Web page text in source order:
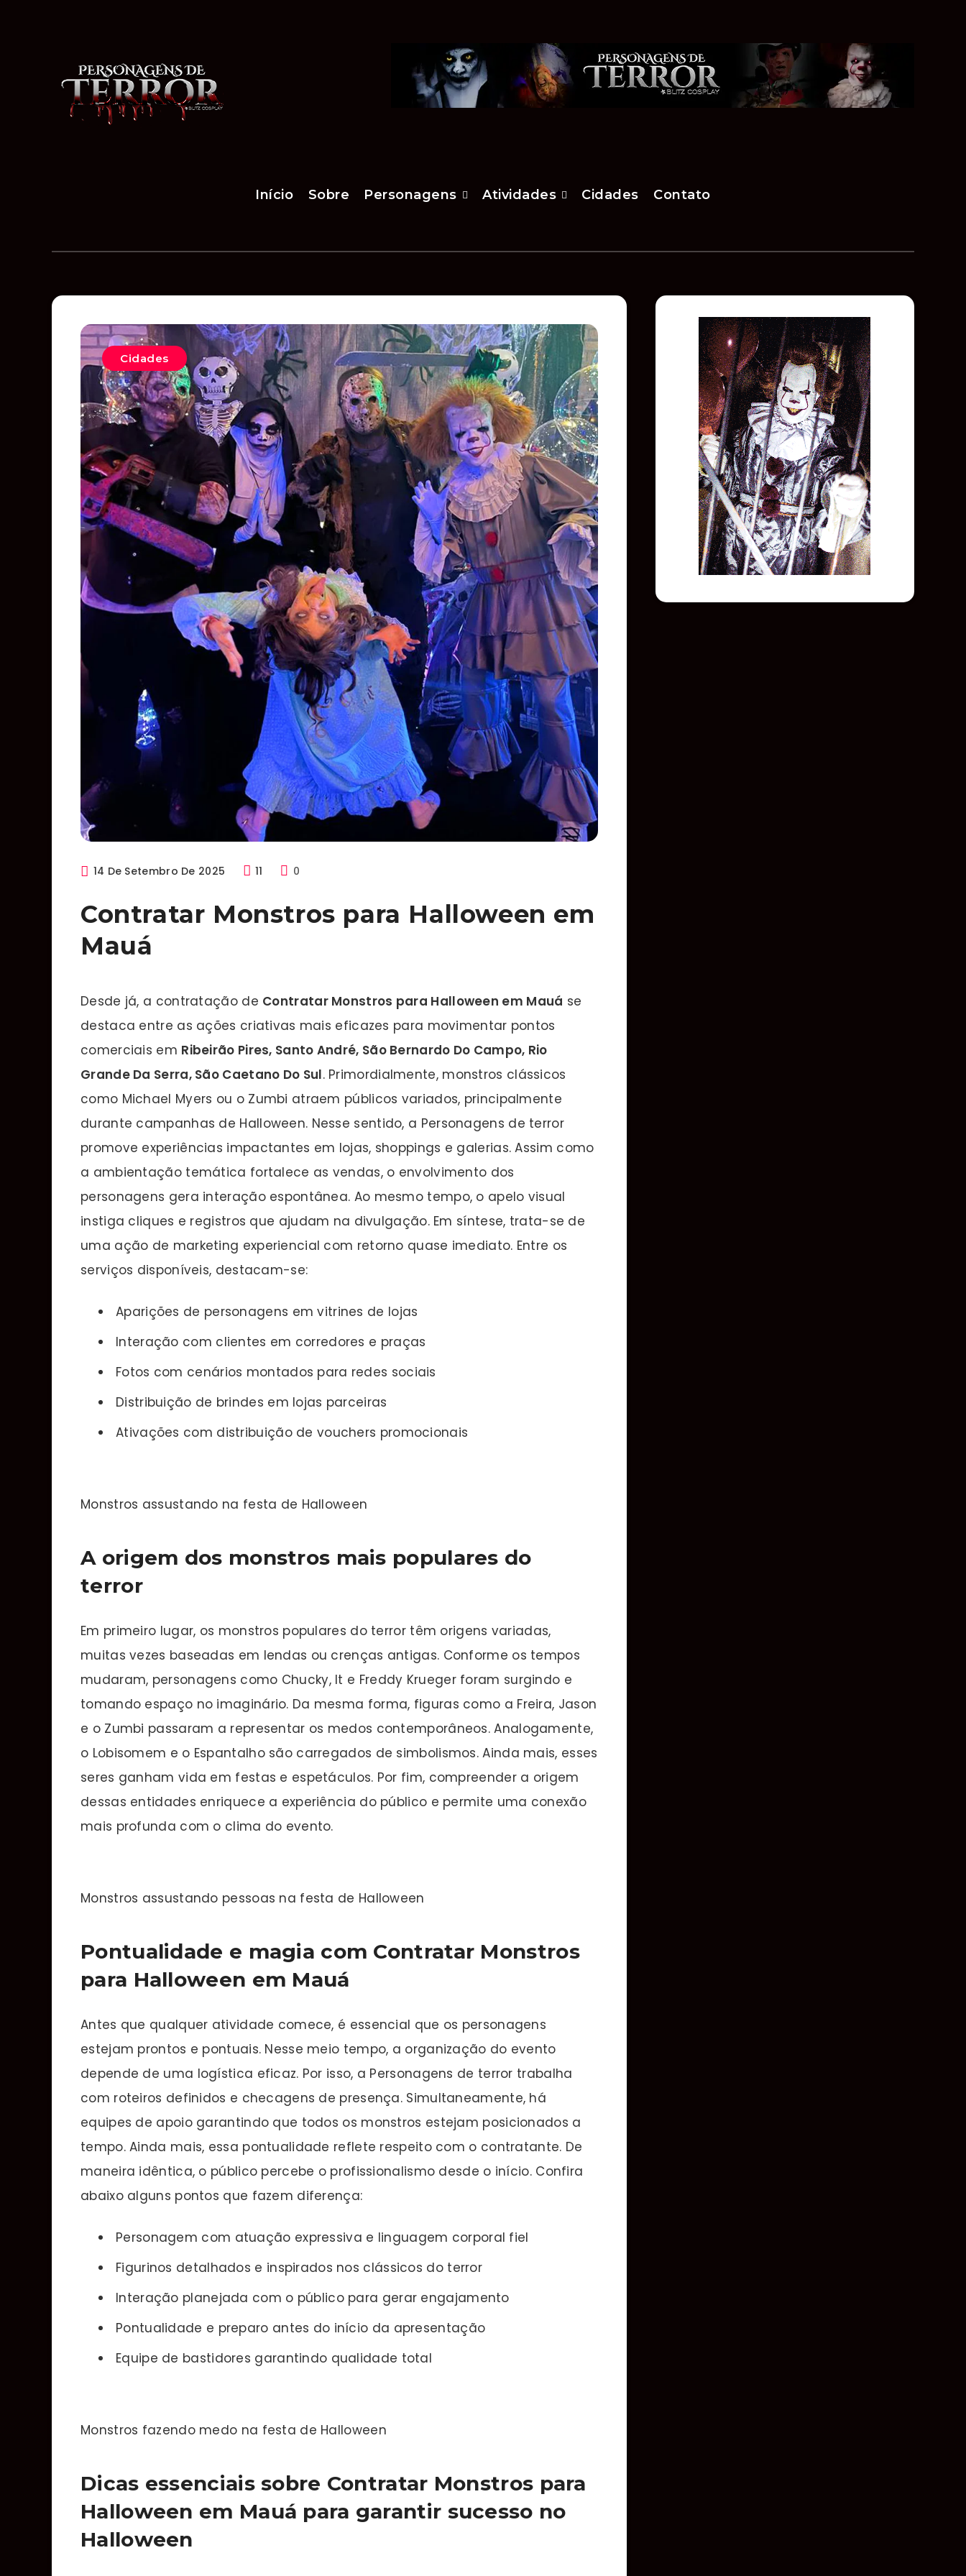
Início Sobre Personagens Atividades Cidades Contato
Cidades
14 De Setembro De 2025 11 0
Contratar Monstros para Halloween em
Mauá
Desde já, a contratação de Contratar Monstros para Halloween em Mauá se
destaca entre as ações criativas mais eficazes para movimentar pontos
comerciais em Ribeirão Pires, Santo André, São Bernardo Do Campo, Rio
Grande Da Serra, São Caetano Do Sul. Primordialmente, monstros clássicos
como Michael Myers ou o Zumbi atraem públicos variados, principalmente
durante campanhas de Halloween. Nesse sentido, a Personagens de terror
promove experiências impactantes em lojas, shoppings e galerias. Assim como
a ambientação temática fortalece as vendas, o envolvimento dos
personagens gera interação espontânea. Ao mesmo tempo, o apelo visual
instiga cliques e registros que ajudam na divulgação. Em síntese, trata-se de
uma ação de marketing experiencial com retorno quase imediato. Entre os
serviços disponíveis, destacam-se:
Aparições de personagens em vitrines de lojas
Interação com clientes em corredores e praças
Fotos com cenários montados para redes sociais
Distribuição de brindes em lojas parceiras
Ativações com distribuição de vouchers promocionais
Monstros assustando na festa de Halloween
A origem dos monstros mais populares do
terror
Em primeiro lugar, os monstros populares do terror têm origens variadas,
muitas vezes baseadas em lendas ou crenças antigas. Conforme os tempos
mudaram, personagens como Chucky, It e Freddy Krueger foram surgindo e
tomando espaço no imaginário. Da mesma forma, figuras como a Freira, Jason
e o Zumbi passaram a representar os medos contemporâneos. Analogamente,
o Lobisomem e o Espantalho são carregados de simbolismos. Ainda mais, esses
seres ganham vida em festas e espetáculos. Por fim, compreender a origem
dessas entidades enriquece a experiência do público e permite uma conexão
mais profunda com o clima do evento.
Monstros assustando pessoas na festa de Halloween
Pontualidade e magia com Contratar Monstros
para Halloween em Mauá
Antes que qualquer atividade comece, é essencial que os personagens
estejam prontos e pontuais. Nesse meio tempo, a organização do evento
depende de uma logística eficaz. Por isso, a Personagens de terror trabalha
com roteiros definidos e checagens de presença. Simultaneamente, há
equipes de apoio garantindo que todos os monstros estejam posicionados a
tempo. Ainda mais, essa pontualidade reflete respeito com o contratante. De
maneira idêntica, o público percebe o profissionalismo desde o início. Confira
abaixo alguns pontos que fazem diferença:
Personagem com atuação expressiva e linguagem corporal fiel
Figurinos detalhados e inspirados nos clássicos do terror
Interação planejada com o público para gerar engajamento
Pontualidade e preparo antes do início da apresentação
Equipe de bastidores garantindo qualidade total
Monstros fazendo medo na festa de Halloween
Dicas essenciais sobre Contratar Monstros para
Halloween em Mauá para garantir sucesso no
Halloween